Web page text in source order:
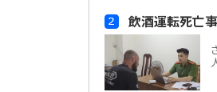
飲酒運転死亡